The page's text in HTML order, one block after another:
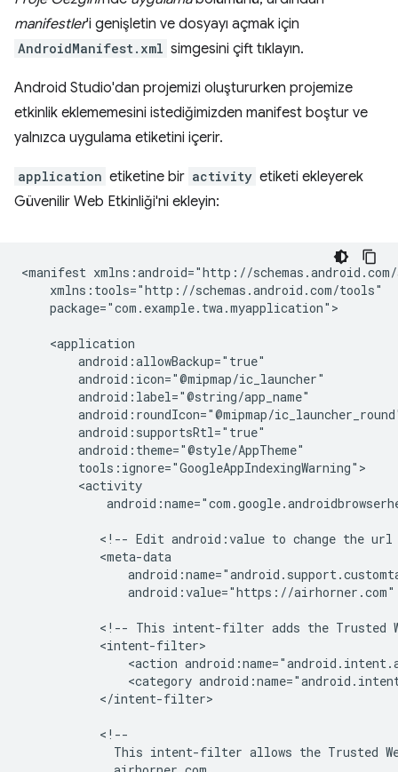
manifestler'i genişletin ve dosyayı açmak için
AndroidManifest.xml simgesini çift tıklayın.
Android Studio'dan projemizi oluştururken projemize
etkinlik eklememesini istediğimizden manifest boştur ve
yalnızca uygulama etiketini içerir.
application etiketine bir activity etiketi ekleyerek
Güvenilir Web Etkinliği'ni ekleyin:
<manifest
package="com.example.twa.myapplication">
<!-- Edit android:value to change the url
android:value="https://airhorner.com"
<!-- This intent-filter adds the Trusted
<action
<category
</intent-filter>
This intent-filter allows the Trusted